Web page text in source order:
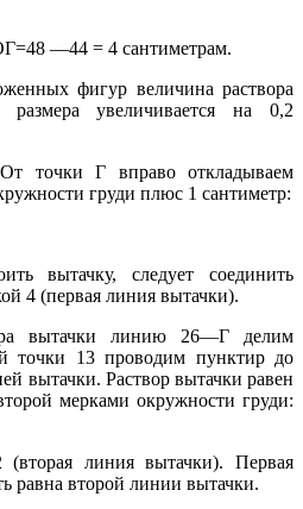
—44 = 4 сантиметрам.
фигур величина раствора
увеличивается на 0,2
точки Г вправо откладываем
груди плюс 1 сантиметр:
вытачку, следует соединить
4 (первая линия вытачки).
вытачки линию 26—Г делим
точки 13 проводим пунктир до
вытачки. Раствор вытачки равен
мерками окружности груди:
линия вытачки). Первая
равна второй линии вытачки.